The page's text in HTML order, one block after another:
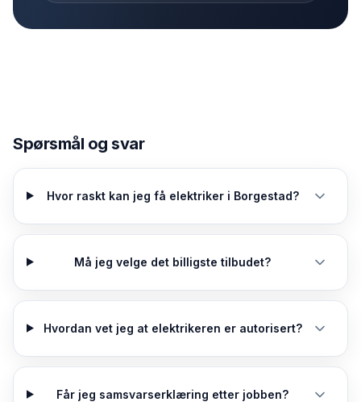
Spørsmål og svar
Hvor raskt kan jeg få elektriker i Borgestad?
Må jeg velge det billigste tilbudet?
Hvordan vet jeg at elektrikeren er autorisert?
Får jeg samsvarserklæring etter jobben?